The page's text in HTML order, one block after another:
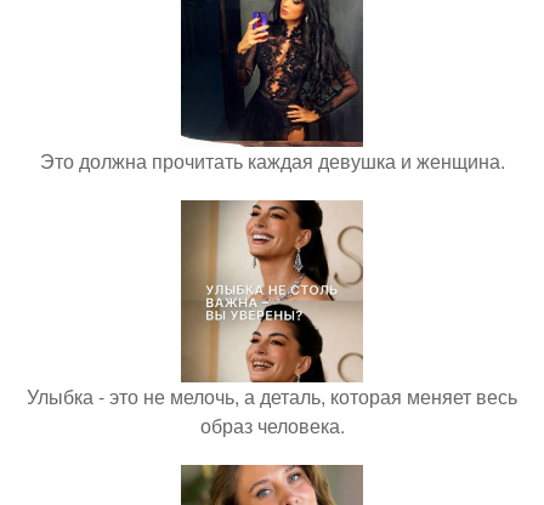
Это должна прочитать каждая девушка и женщина.
Улыбка - это не мелочь, а деталь, которая меняет весь
образ человека.